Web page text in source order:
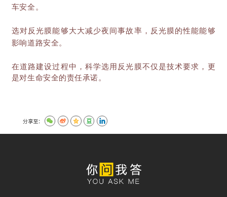
车安全。
选对反光膜能够大大减少夜间事故率，反光膜的性能能够
影响道路安全。
在道路建设过程中，科学选用反光膜不仅是技术要求，更
是对生命安全的责任承诺。
分享至：